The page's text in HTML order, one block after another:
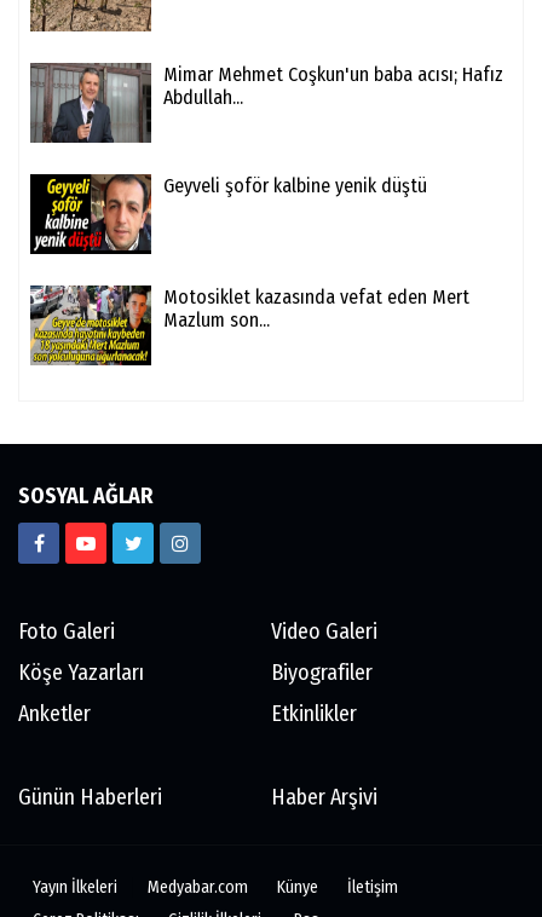
Mimar Mehmet Coşkun'un baba acısı; Hafız
Abdullah...
Geyveli şoför kalbine yenik düştü
Motosiklet kazasında vefat eden Mert
Mazlum son...
SOSYAL AĞLAR
Foto Galeri
Video Galeri
Köşe Yazarları
Biyografiler
Anketler
Etkinlikler
Günün Haberleri Haber Arşivi
Yayın İlkeleri Medyabar.com Künye
İletişim